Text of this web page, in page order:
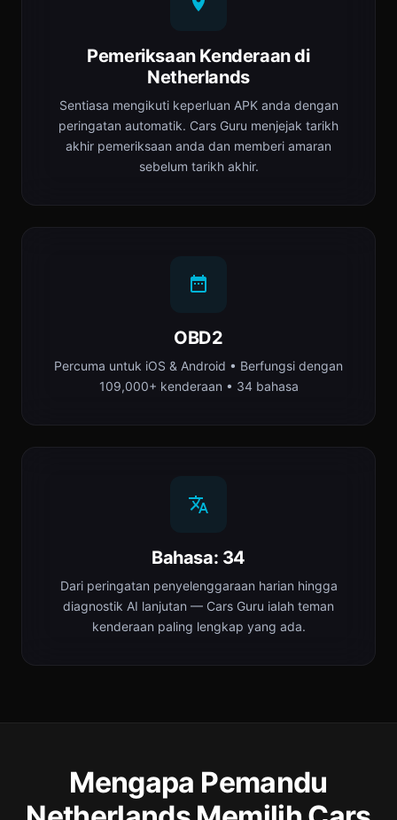
Pemeriksaan Kenderaan di
Netherlands
Sentiasa mengikuti keperluan APK anda dengan
peringatan automatik. Cars Guru menjejak tarikh
akhir pemeriksaan anda dan memberi amaran
sebelum tarikh akhir.
OBD2
Percuma untuk iOS & Android • Berfungsi dengan
109,000+ kenderaan • 34 bahasa
Bahasa: 34
Dari peringatan penyelenggaraan harian hingga
diagnostik AI lanjutan — Cars Guru ialah teman
kenderaan paling lengkap yang ada.
Mengapa Pemandu